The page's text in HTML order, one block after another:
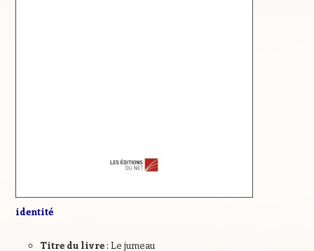
identité
Titre du livre: Le jumeau